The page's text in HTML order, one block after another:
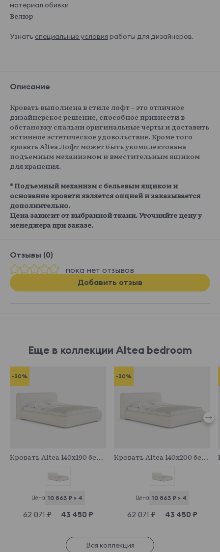
материал обивки
Велюр
Узнать специальные условия работы для дизайнеров.
Описание
Кровать выполнена в стиле лофт – это отличное
дизайнерское решение, способное привнести в
обстановку спальни оригинальные черты и доставить
истинное эстетическое удовольствие. Кроме того
кровать Altea Лофт может быть укомплектована
подъемным механизмом и вместительным ящиком
для хранения.
* Подъемный механизм с бельевым ящиком и
основание кровати является опцией и заказывается
дополнительно.
Цена зависит от выбранной ткани. Уточняйте цену у
менеджера при заказе.
Отзывы (0)
пока нет отзывов
Добавить отзыв
Еще в коллекции Altea bedroom
-30%
Кровать Altea 140x190 без основания и подъемного механизма
Цена 10 863 ₽ × 4
62 071 ₽ 43 450 ₽
-30%
Кровать Altea 140x200 без основания и подъемного механизма
Цена 10 863 ₽ × 4
62 071 ₽ 43 450 ₽
Вся коллекция